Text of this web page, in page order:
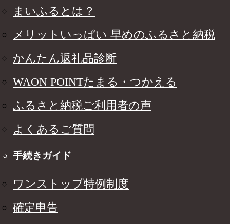
まいふるとは？
メリットいっぱい 早めのふるさと納税
かんたん返礼品診断
WAON POINTたまる・つかえる
ふるさと納税ご利用者の声
よくあるご質問
手続きガイド
ワンストップ特例制度
確定申告